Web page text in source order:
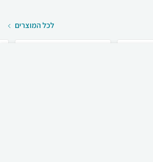
לכל המוצרים